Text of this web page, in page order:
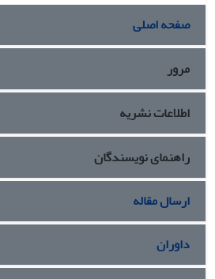
صفحه اصلی
مرور
اطلاعات نشریه
راهنمای نویسندگان
ارسال مقاله
داوران